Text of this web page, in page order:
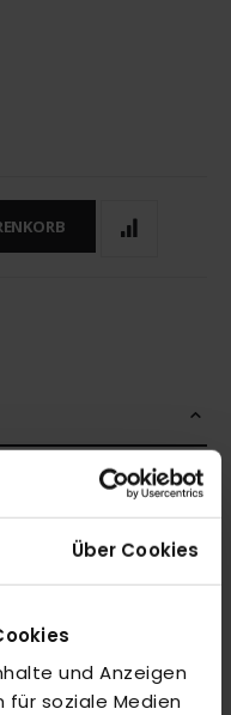
Über Cookies
und Anzeigen
für soziale Medien